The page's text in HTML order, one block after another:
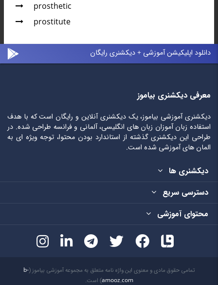
prosthetic
prostitute
دانلود اپلیکیشن آموزشی + دیکشنری رایگان
معرفی دیکشنری بیاموز
دیکشنری آموزشی بیاموز، یک دیکشنری آنلاین و رایگان است که با هدف
استفاده زبان آموزان زبان های انگلیسی، آلمانی و فرانسه طراحی شده. در
طراحی این دیکشنری گذشته از استاندارد بودن محتوا، توجه ویژه ای به
المان های آموزشی شده است.
دیکشنری ها
دسترسی سریع
محتوای آموزشی
تمامی حقوق مادی و معنوی این واژه نامه متعلق به مجموعه آموزشی بیاموز (b-
amooz.com) است.